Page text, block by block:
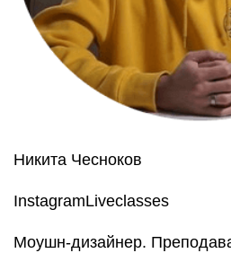
Никита Чесноков
InstagramLiveclasses
Моушн-дизайнер.